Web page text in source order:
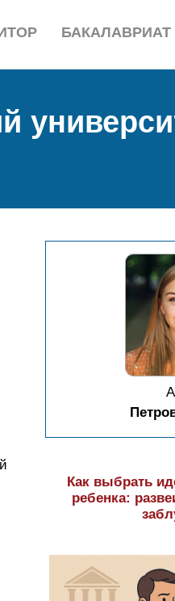
БАКАЛАВРИАТ
Как выбрать
ребенка: